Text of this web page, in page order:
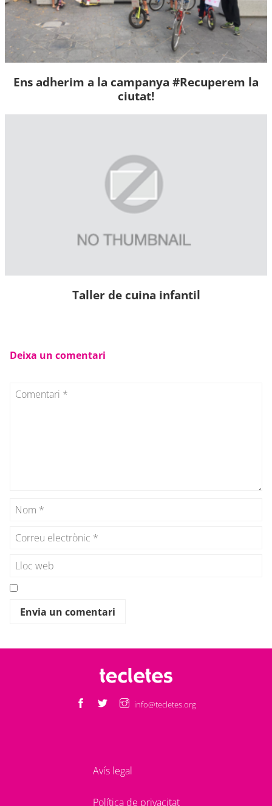
Ens adherim a la campanya #Recuperem la
ciutat!
Taller de cuina infantil
Deixa un comentari
info@tecletes.org
Avís legal
Política de privacitat